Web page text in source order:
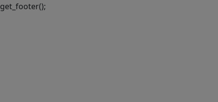
get_footer();